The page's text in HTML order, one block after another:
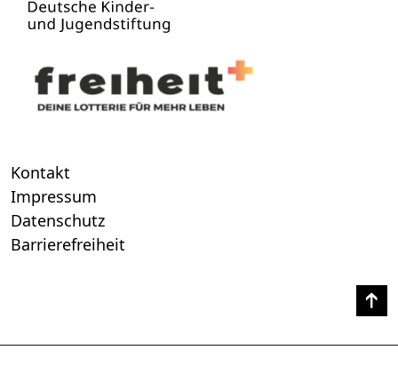
Kontakt
Impressum
Datenschutz
Barrierefreiheit